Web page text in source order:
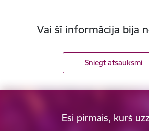
Vai šī informācija bija
Sniegt atsauksmi
Esi pirmais, kurš